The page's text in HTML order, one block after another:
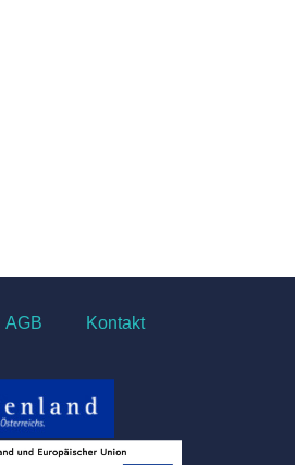
AGB
Kontakt